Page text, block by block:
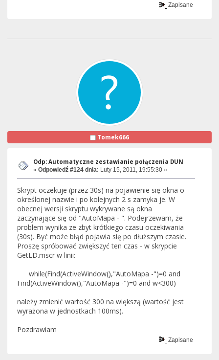
Zapisane
Tomek666
Odp: Automatyczne zestawianie połączenia DUN
« Odpowiedź #124 dnia: Luty 15, 2011, 19:55:30 »
Skrypt oczekuje (przez 30s) na pojawienie się okna o
określonej nazwie i po kolejnych 2 s zamyka je. W
obecnej wersji skryptu wykrywane są okna
zaczynające się od "AutoMapa - ". Podejrzewam, że
problem wynika ze zbyt krótkiego czasu oczekiwania
(30s). Być może błąd pojawia się po dłuższym czasie.
Proszę spróbować zwiększyć ten czas - w skrypcie
GetLD.mscr w linii:
while(Find(ActiveWindow(),"AutoMapa -")=0 and
Find(ActiveWindow(),"AutoMapa -")=0 and w<300)
należy zmienić wartość 300 na większą (wartość jest
wyrażona w jednostkach 100ms).
Pozdrawiam
Zapisane